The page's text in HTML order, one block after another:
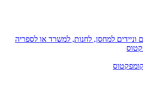
למחסן, לחנות, למשרד או לספריה